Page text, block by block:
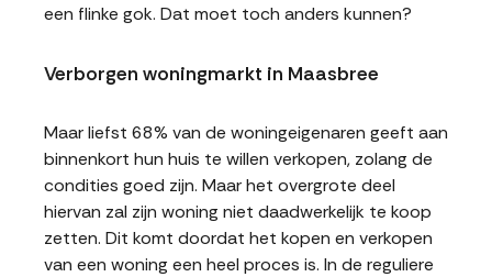
een flinke gok. Dat moet toch anders kunnen?
Verborgen woningmarkt in Maasbree
Maar liefst 68% van de woningeigenaren geeft aan
binnenkort hun huis te willen verkopen, zolang de
condities goed zijn. Maar het overgrote deel
hiervan zal zijn woning niet daadwerkelijk te koop
zetten. Dit komt doordat het kopen en verkopen
van een woning een heel proces is. In de reguliere